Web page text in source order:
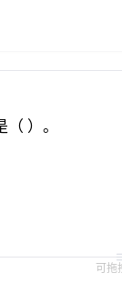
可拖